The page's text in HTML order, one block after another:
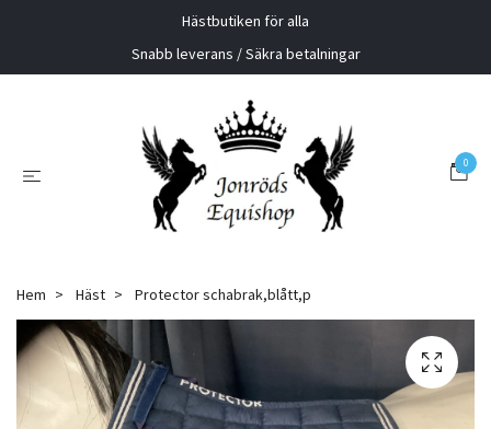
Hästbutiken för alla
Snabb leverans / Säkra betalningar
0
Hem Häst Protector schabrak,blått,p